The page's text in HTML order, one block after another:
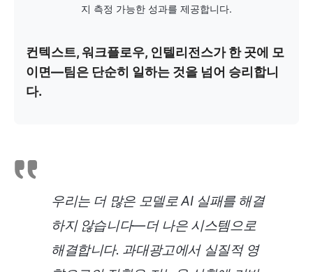
지 측정 가능한 성과를 제공합니다.
컨텍스트, 워크플로우, 인텔리전스가 한 곳에 모
이면—팀은 단순히 일하는 것을 넘어 승리합니
다.
우리는 더 많은 모델로 AI 실패를 해결
하지 않습니다—더 나은 시스템으로
해결합니다. 과대광고에서 실질적 영